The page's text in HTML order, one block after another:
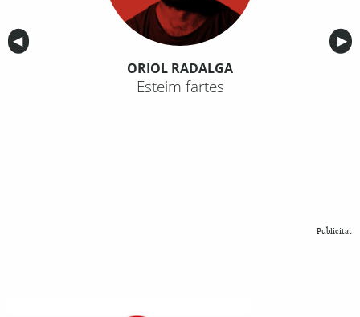
Anterior
◀︎ ▶︎
ORIOL RADALGA
Esteim fartes
Publicitat